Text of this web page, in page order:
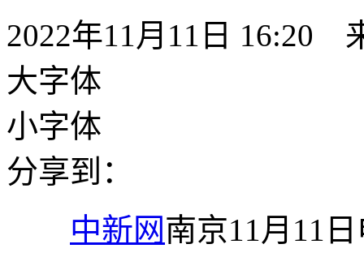
2022年11月11日 16:20
大字体
小字体
分享到：
中新网南京11月11